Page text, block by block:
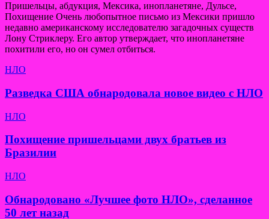
Пришельцы, абдукция, Мексика, инопланетяне, Дульсе,
Похищение Очень любопытное письмо из Мексики пришло
недавно американскому исследователю загадочных существ
Лону Стриклеру. Его автор утверждает, что инопланетяне
похитили его, но он сумел отбиться.
НЛО
Разведка США обнародовала новое видео с НЛО
НЛО
Похищение пришельцами двух братьев из
Бразилии
НЛО
Обнародовано «Лучшее фото НЛО», сделанное
50 лет назад